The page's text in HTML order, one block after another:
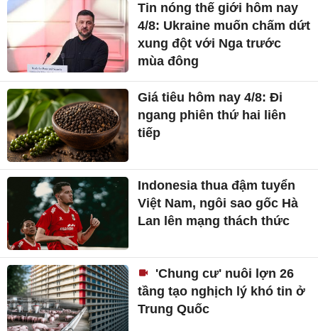
Tin nóng thế giới hôm nay
4/8: Ukraine muốn chấm dứt
xung đột với Nga trước
mùa đông
Giá tiêu hôm nay 4/8: Đi
ngang phiên thứ hai liên
tiếp
Indonesia thua đậm tuyển
Việt Nam, ngôi sao gốc Hà
Lan lên mạng thách thức
'Chung cư' nuôi lợn 26
tầng tạo nghịch lý khó tin ở
Trung Quốc